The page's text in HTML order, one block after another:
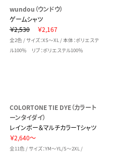
wundou（ウンドウ）
ゲームシャツ
￥2,530
￥2,167
全2色 / サイズ：XS～XL / 本体：ポリエステ
ル100％ リブ：ポリエステル100％
COLORTONE TIE DYE（カラート
ーンタイダイ）
レインボー＆マルチカラーTシャツ
￥2,640～
全11色 / サイズ：YM～YL/S～2XL /